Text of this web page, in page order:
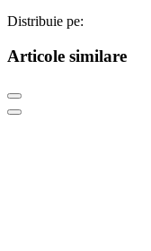
Distribuie pe:
Articole similare